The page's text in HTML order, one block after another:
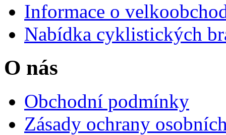
Informace o
Nabídka cyklistických
O nás
Obchodní podmínky
Zásady ochrany